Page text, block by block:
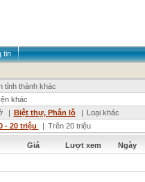
tin
tỉnh thành khác
khác
| Biệt thự, Phân lô | Loại khác
- 20 triệu | Trên 20 triệu
Giá Lượt xem Ngày